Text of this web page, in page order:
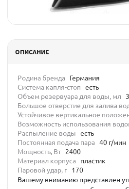
ОПИСАНИЕ
Родина бренда
Германия
Система капля-стоп
есть
Объем резервуара для воды, мл
Большое отверстие для залива
Устойчивое вертикальное
Возможность использования
Распыление воды
есть
Постоянная подача пара 40 г/мин
Мощность, Вт
2400
Материал корпуса
пластик
Паровой удар, г
170
Вашему вниманию представлен